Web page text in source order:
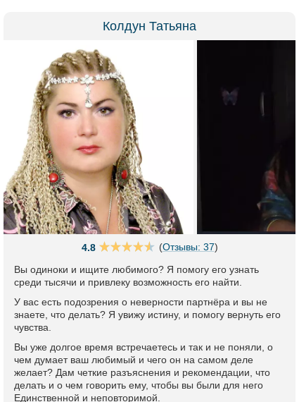
Колдун Татьяна
4.8 (Отзывы: 37)
Вы одиноки и ищите любимого? Я помогу его узнать
среди тысячи и привлеку возможность его найти.
У вас есть подозрения о неверности партнёра и вы не
знаете, что делать? Я увижу истину, и помогу вернуть его
чувства.
Вы уже долгое время встречаетесь и так и не поняли, о
чем думает ваш любимый и чего он на самом деле
желает? Дам четкие разъяснения и рекомендации, что
делать и о чем говорить ему, чтобы вы были для него
Единственной и неповторимой.